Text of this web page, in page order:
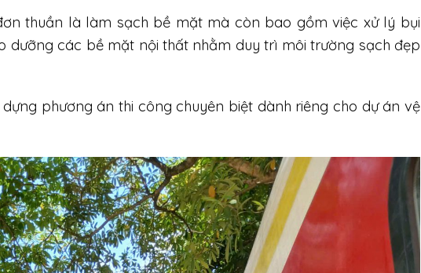
thuần là làm sạch bề mặt mà còn bao gồm việc xử lý bụi
dưỡng các bề mặt nội thất nhằm duy trì môi trường sạch đẹp
phương án thi công chuyên biệt dành riêng cho dự án vệ